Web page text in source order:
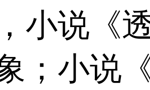
小说《
；小说